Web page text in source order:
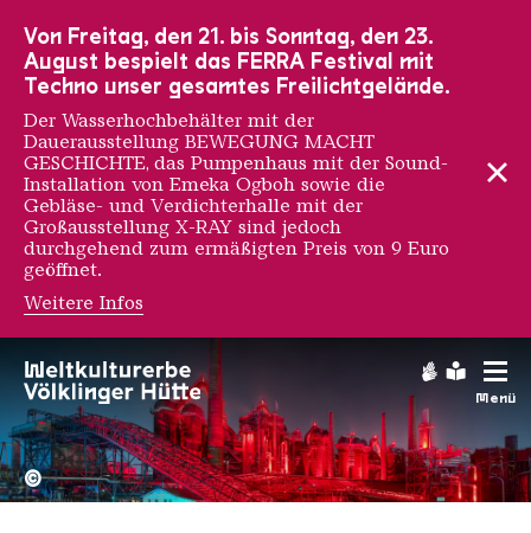
Menü
Thibault Messac
Hochofengruppe in Rot
Copyright:
©
Von Freitag, den 21. bis Sonntag, den 23.
August bespielt das FERRA Festival mit
Techno unser gesamtes Freilichtgelände.
Der Wasserhochbehälter mit der
Dauerausstellung BEWEGUNG MACHT
GESCHICHTE, das Pumpenhaus mit der Sound-
Installation von Emeka Ogboh sowie die
Gebläse- und Verdichterhalle mit der
Großausstellung X-RAY sind jedoch
durchgehend zum ermäßigten Preis von 9 Euro
geöffnet.
Weitere Infos